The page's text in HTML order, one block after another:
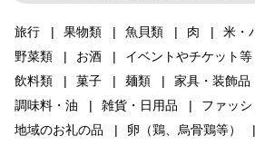
旅行 果物類 魚貝類 肉 米・
野菜類
お酒 イベントやチケット等
飲料類
菓子 麺類 家具・装飾品
調味料・油
雑貨・日用品 ファッシ
地域のお礼の品
卵（鶏、烏骨鶏等）